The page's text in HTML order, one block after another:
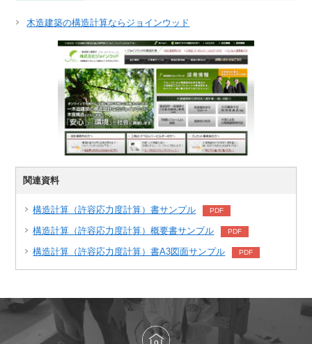
木造建築の構造計算ならジョインウッド
関連資料
構造計算（許容応力度計算）書サンプル PDF
構造計算（許容応力度計算）概要書サンプル PDF
構造計算（許容応力度計算）書A3図面サンプル PDF